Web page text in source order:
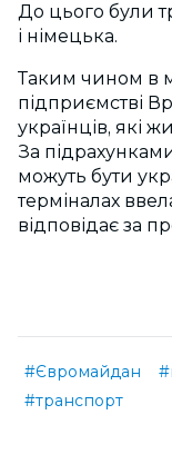
До цього були
і німецька.
Таким чином в
підприємстві
українців, які
За
можуть бути
терміналах
відповідає за
#Євромайдан
#транспорт